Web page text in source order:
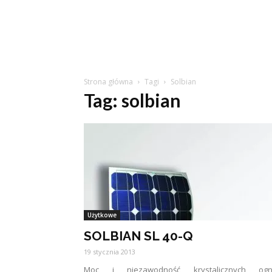
Strona główna Tagi Solbian
Tag: solbian
Użytkowe
SOLBIAN SL 40-Q
19 stycznia 2013
Moc i niezawodność krystalicznych